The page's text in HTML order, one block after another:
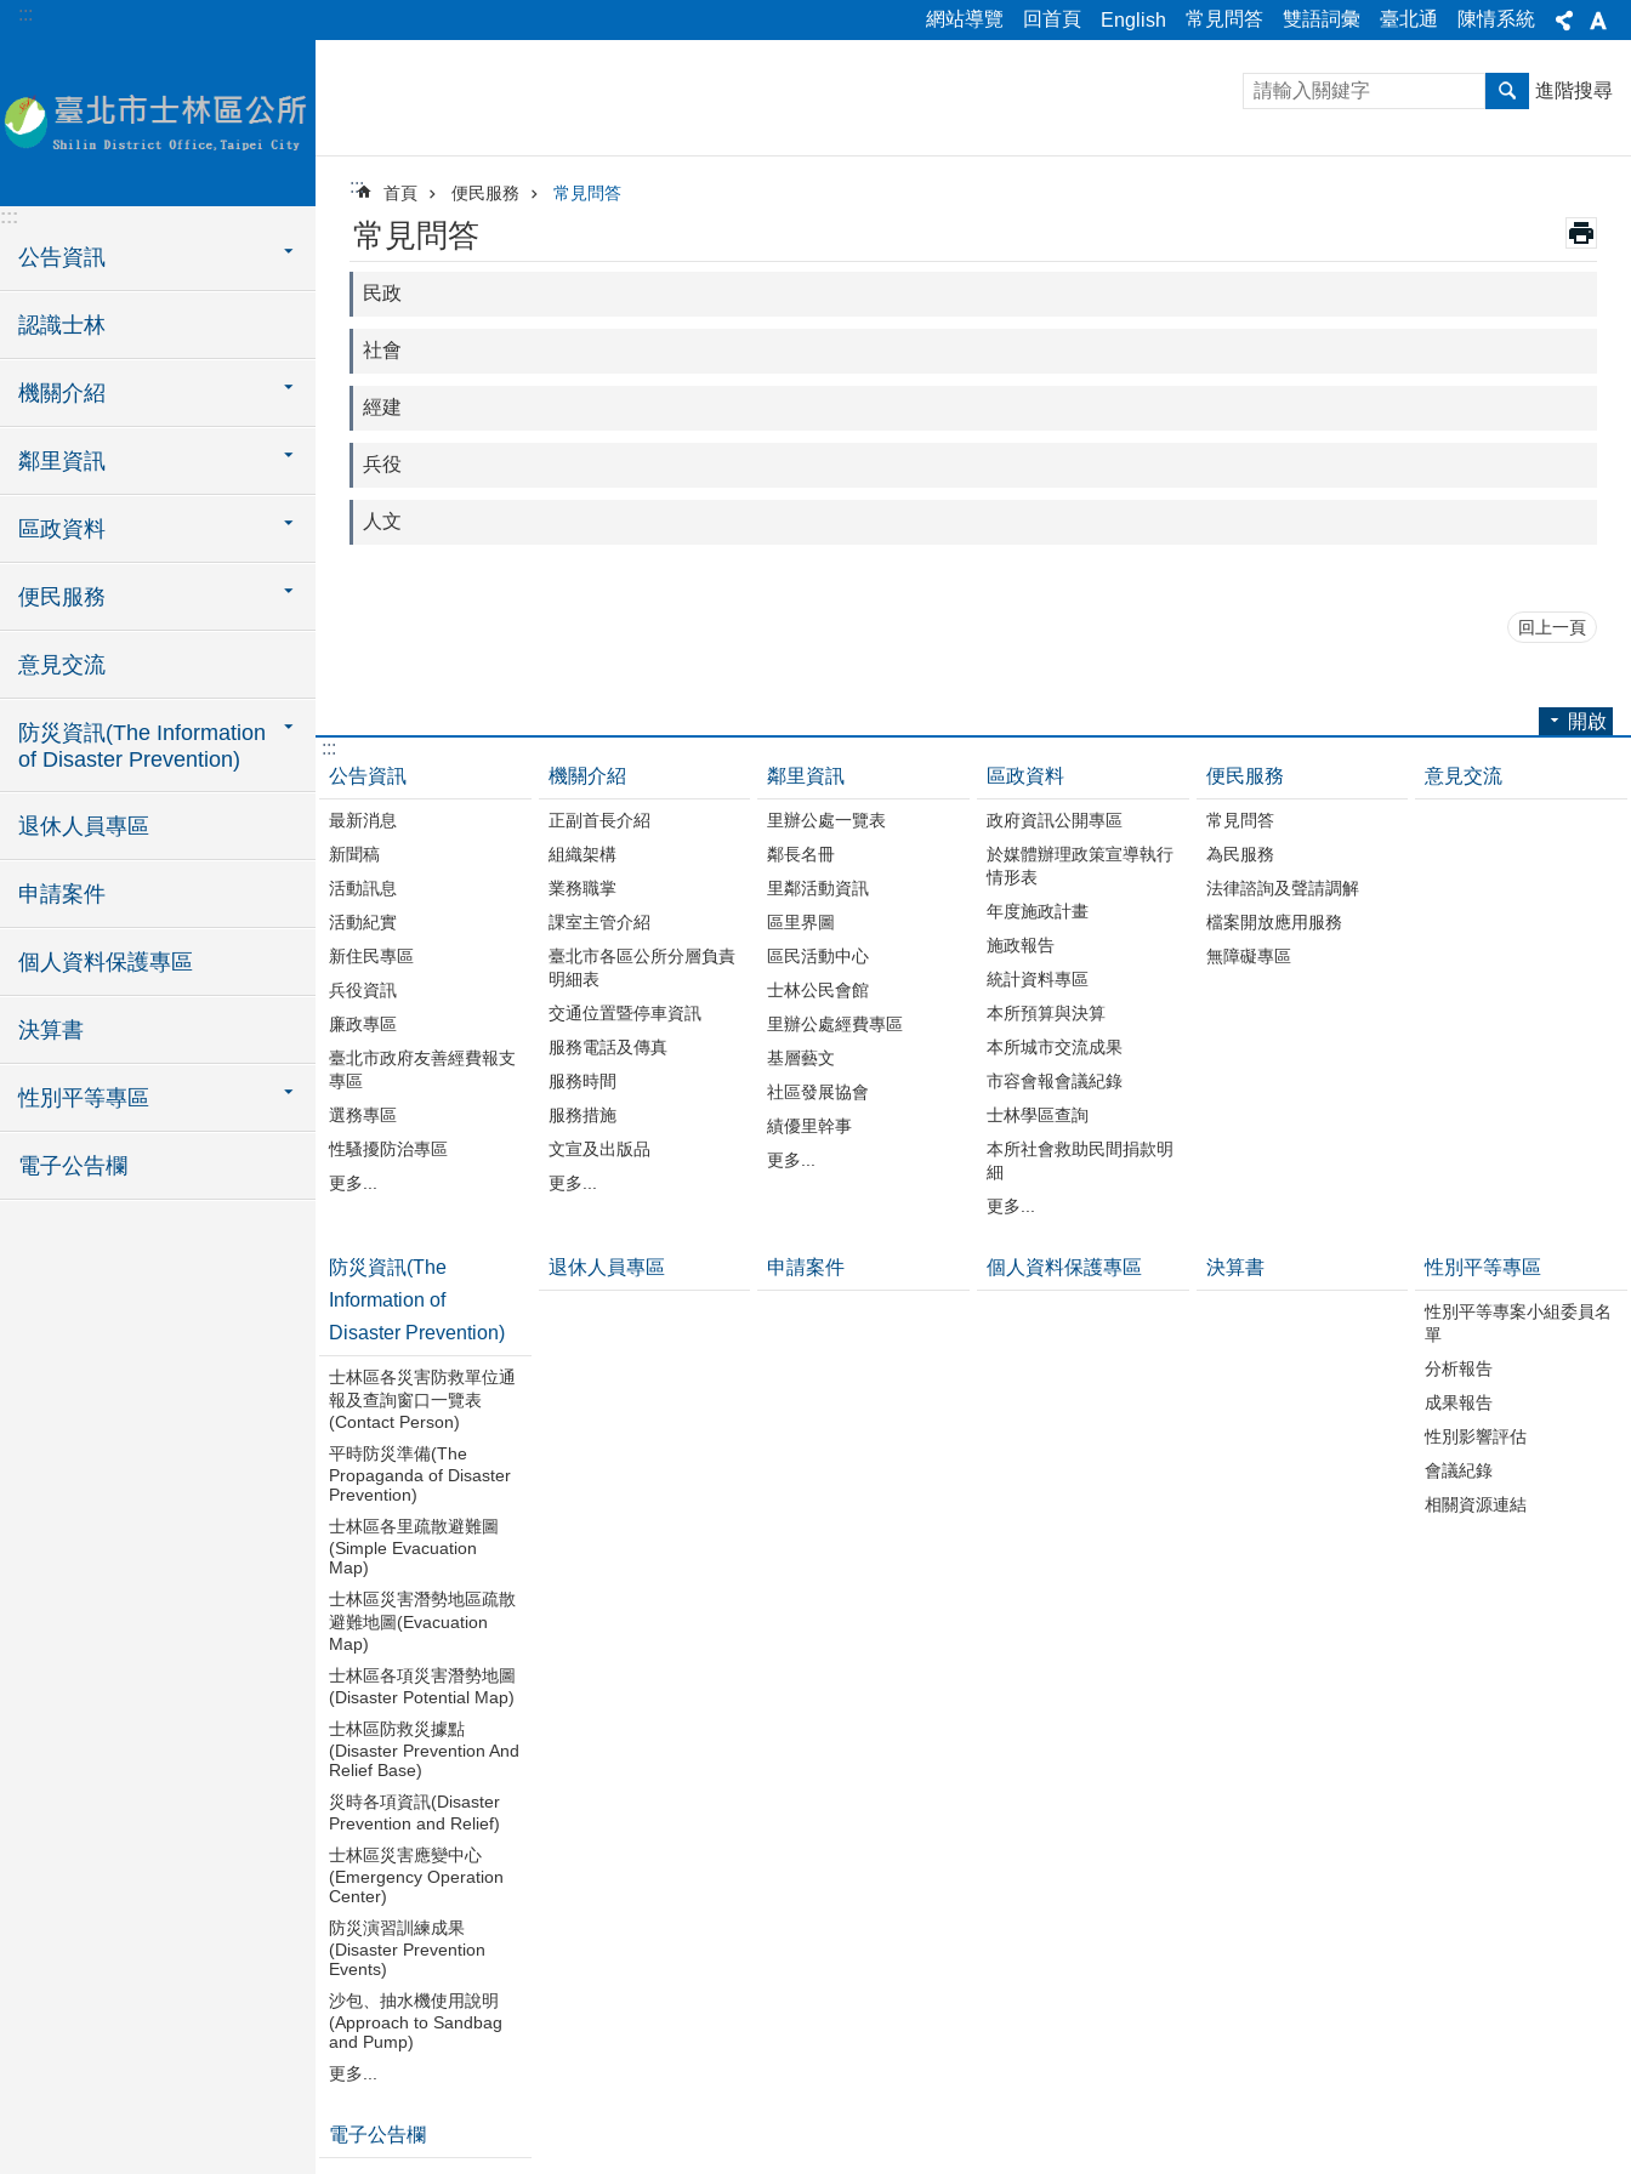
跳到主要內容區塊
::: 網站導覽 回首頁 English 常見問答 雙語詞彙 臺北通 陳情系統
:::
公告資訊
認識士林
機關介紹
鄰里資訊
區政資料
便民服務
意見交流
防災資訊(The Information
of Disaster Prevention)
退休人員專區
申請案件
個人資料保護專區
決算書
性別平等專區
電子公告欄
進階搜尋
::: 首頁 便民服務 常見問答
常見問答
民政
社會
經建
兵役
人文
回上一頁
開啟
:::
公告資訊
最新消息
新聞稿
活動訊息
活動紀實
新住民專區
兵役資訊
廉政專區
臺北市政府友善經費報支
專區
選務專區
性騷擾防治專區
更多...
機關介紹
正副首長介紹
組織架構
業務職掌
課室主管介紹
臺北市各區公所分層負責
明細表
交通位置暨停車資訊
服務電話及傳真
服務時間
服務措施
文宣及出版品
更多...
鄰里資訊
里辦公處一覽表
鄰長名冊
里鄰活動資訊
區里界圖
區民活動中心
士林公民會館
里辦公處經費專區
基層藝文
社區發展協會
績優里幹事
更多...
區政資料
政府資訊公開專區
於媒體辦理政策宣導執行
情形表
年度施政計畫
施政報告
統計資料專區
本所預算與決算
本所城市交流成果
市容會報會議紀錄
士林學區查詢
本所社會救助民間捐款明
細
更多...
便民服務
常見問答
為民服務
法律諮詢及聲請調解
檔案開放應用服務
無障礙專區
意見交流
防災資訊(The
Information of
Disaster Prevention)
士林區各災害防救單位通
報及查詢窗口一覽表
(Contact Person)
平時防災準備(The
Propaganda of Disaster
Prevention)
士林區各里疏散避難圖
(Simple Evacuation
Map)
士林區災害潛勢地區疏散
避難地圖(Evacuation
Map)
士林區各項災害潛勢地圖
(Disaster Potential Map)
士林區防救災據點
(Disaster Prevention And
Relief Base)
災時各項資訊(Disaster
Prevention and Relief)
士林區災害應變中心
(Emergency Operation
Center)
防災演習訓練成果
(Disaster Prevention
Events)
沙包、抽水機使用說明
(Approach to Sandbag
and Pump)
更多...
退休人員專區 申請案件 個人資料保護專區 決算書 性別平等專區
性別平等專案小組委員名
單
分析報告
成果報告
性別影響評估
會議紀錄
相關資源連結
電子公告欄